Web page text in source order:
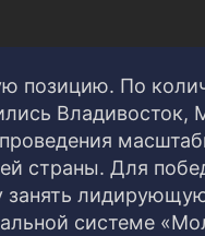
позицию. По
Владивосток,
страны. Для
системе